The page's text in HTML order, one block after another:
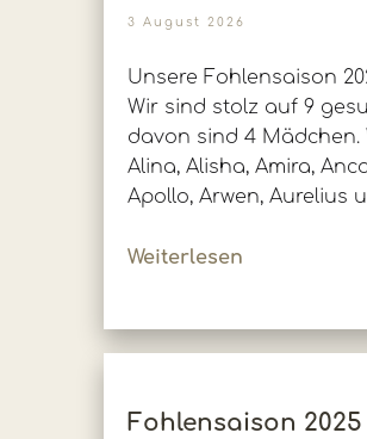
3 August 2026
Unsere Fohlensaison
Wir sind stolz auf 9
davon sind 4 Mädchen.
Alina, Alisha, Amira,
Apollo, Arwen, Aurelius
Weiterlesen
Fohlensaison 2025